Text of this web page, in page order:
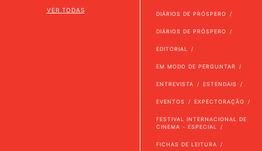
VER TODAS
DIÁRIOS DE PRÓSPERO
DIÁRIOS DE PRÓSPERO
EDITORIAL
EM MODO DE PERGUNTAR
ENTREVISTA ESTENDAIS
EVENTOS EXPECTORAÇÃO
FESTIVAL INTERNACIONAL DE
CINEMA - ESPECIAL
FICHAS DE LEITURA